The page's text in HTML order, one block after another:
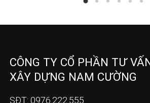
CÔNG TY CỔ PHẦN TƯ
XÂY DỰNG NAM CƯỜNG
SĐT: 0976.222.555